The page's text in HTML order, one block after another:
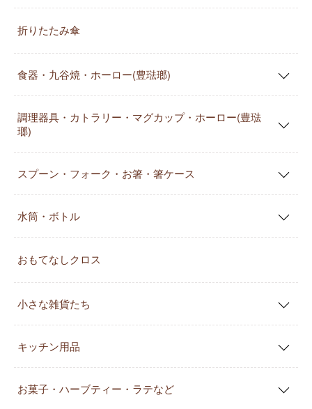
折りたたみ傘
食器・九谷焼・ホーロー(豊琺瑯)
調理器具・カトラリー・マグカップ・ホーロー(豊琺
瑯)
スプーン・フォーク・お箸・箸ケース
水筒・ボトル
おもてなしクロス
小さな雑貨たち
キッチン用品
お菓子・ハーブティー・ラテなど